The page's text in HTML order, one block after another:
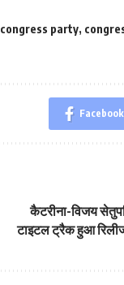
congress party,
Facebook
कैटरीना-विजय
टाइटल ट्रैक हुआ